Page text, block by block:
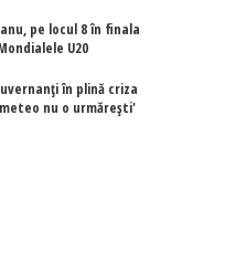
pe locul 8 în finala
U20
în plină criza
nu o urmărești'